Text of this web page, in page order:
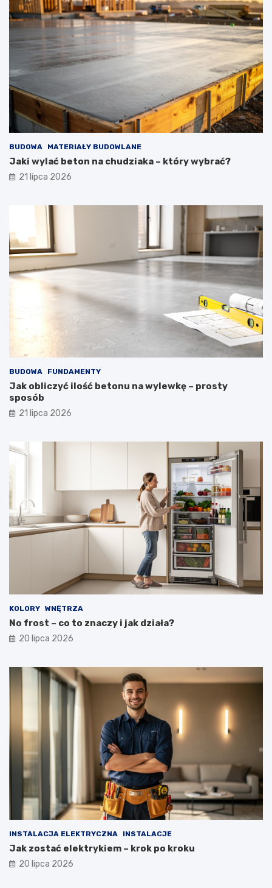
BUDOWA MATERIAŁY BUDOWLANE
Jaki wylać beton na chudziaka – który wybrać?
21 lipca 2026
BUDOWA FUNDAMENTY
Jak obliczyć ilość betonu na wylewkę – prosty
sposób
21 lipca 2026
KOLORY WNĘTRZA
No frost – co to znaczy i jak działa?
20 lipca 2026
INSTALACJA ELEKTRYCZNA INSTALACJE
Jak zostać elektrykiem – krok po kroku
20 lipca 2026